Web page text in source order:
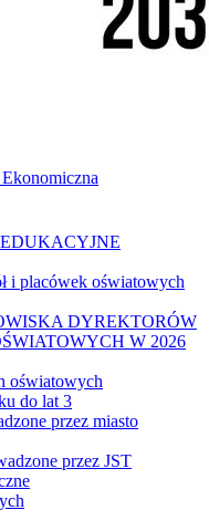
i placówek oświatowych
DYREKTORÓW
W 2026
oświatowych
do lat 3
przez miasto
przez JST